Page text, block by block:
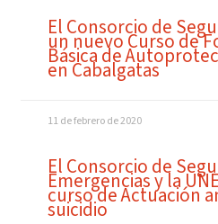
El Consorcio de
un nuevo Curso de
Básica de
en Cabalgatas
11 de febrero de 2020
El Consorcio de
Emergencias y la
curso de Actuación
suicidio